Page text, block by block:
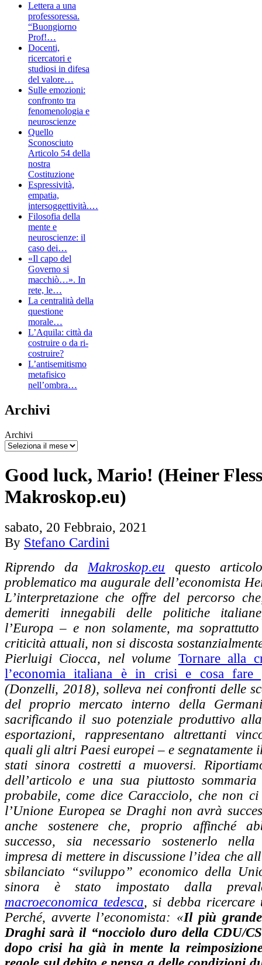
Lettera a una
professoressa.
“Buongiorno
Prof!…
Docenti,
ricercatori e
studiosi in difesa
del valore…
Sulle emozioni:
confronto tra
fenomenologia e
neuroscienze
Quello
Sconosciuto
Articolo 54 della
nostra
Costituzione
Espressività,
empatia,
intersoggettività.…
Filosofia della
mente e
neuroscienze: il
caso dei…
«Il capo del
Governo si
macchiò…». In
rete, le…
La centralità della
questione
morale…
L’Aquila: città da
costruire o da ri-
costruire?
L’antisemitismo
metafisico
nell’ombra…
Archivi
Archivi
Good luck, Mario! (Heiner
Makroskop.eu)
sabato, 20 Febbraio, 2021
By Stefano Cardini
Riprendo daMakroskop.eu questo
problematico ma augurale dell’economista
L’interpretazione che offre del percorso
demeriti innegabili delle politiche
l’Europa – e non solamente, ma
criticità attuali, non si discosta
Pierluigi Ciocca, nel volume Tornare alla
l’economia italiana è in crisi e cosa fare
(Donzelli, 2018), solleva nei confronti delle
del proprio mercato interno della
sacrificando il suo potenziale produttivo
esportazioni, rappresentano altrettanti
quali gli altri Paesi europei – e segnatamente
stati sinora costretti a muoversi.
dell’articolo e una sua piuttosto
probabile, come dice Caracciolo, che non
l’Unione Europea se Draghi non avrà
anche sostenere che, proprio affinché
successo, sia necessario sostenerlo nella
impresa di mettere in discussione l’idea che
sbilanciato “sviluppo” economico della
sinora è stato impostato dalla
macroeconomica tedesca, si debba ricercare
Perché, avverte l’economista: «Il più
Draghi sarà il “nocciolo duro della CDU/
dopo crisi ha già in mente la